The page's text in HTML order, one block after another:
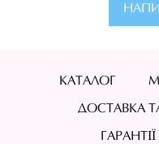
КАТАЛОГ
ДОСТАВКА